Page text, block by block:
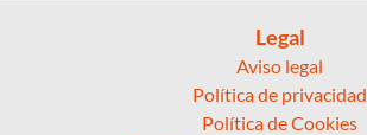
Legal
Aviso legal
Política de privacidad
Política de Cookies